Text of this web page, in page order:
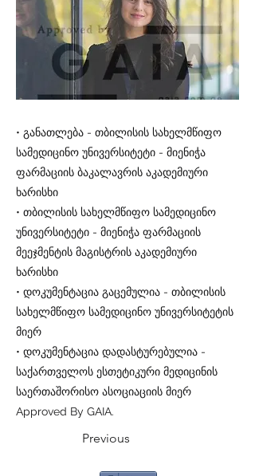
• განათლება - თბილისის სახელმწიფო
სამედიცინო უნივერსიტეტი - მიენიჭა
ფარმაციის ბაკალავრის აკადემიური
ხარისხი
• თბილისის სახელმწიფო სამედიცინო
უნივერსიტეტი - მიენიჭა ფარმაციის
მეეჯმენტის მაგისტრის აკადემიური
ხარისხი
• დოკუმენტაცია გაცემულია - თბილისის
სახელმწიფო სამედიცინო უნივერსიტეტის
მიერ
• დოკუმენტაცია დადასტურებულია -
საქართველოს ესთეტიკური მედიცინის
საერთაშორისო ასოციაციის მიერ
Approved By GAIA.
Previous